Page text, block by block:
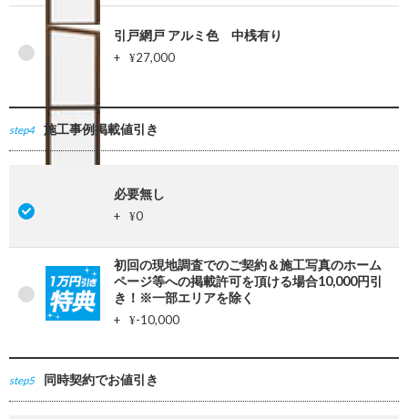
引戸網戸 アルミ色 中桟有り
+ ¥27,000
step4 施工事例掲載値引き
必要無し
+ ¥0
初回の現地調査でのご契約＆施工写真のホーム
ページ等への掲載許可を頂ける場合10,000円引
き！※一部エリアを除く
+ ¥-10,000
step5 同時契約でお値引き